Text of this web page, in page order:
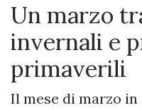
Un marzo
invernali e
primaverili
Il mese di marzo